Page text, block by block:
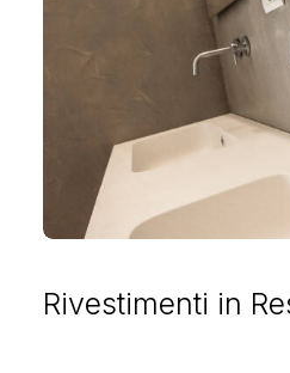
Rivestimenti in